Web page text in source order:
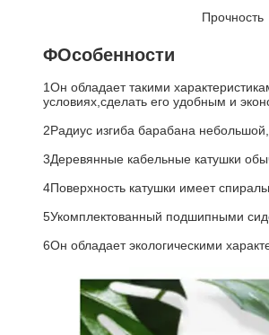
Прочность
ΦОсобенности
1Он обладает такими
условиях,сделать его удобным и
2Радиус изгиба барабана
3Деревянные кабельные катушки
4Поверхность катушки имеет
5Укомплектованный подшипными
6Он обладает экологическими